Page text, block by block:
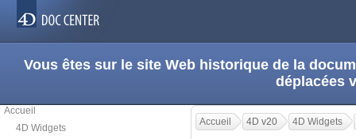
Vous êtes sur le site Web historique de la
déplacées
Accueil
4D Widgets
Accueil 4D v20 4D Widgets